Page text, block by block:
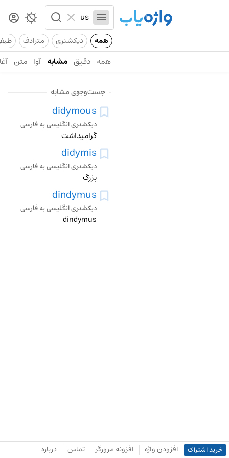
همه دیکشنری مترادف
همه دقیق مشابه آوا متن
جست‌وجوی مشابه
didymous
دیکشنری انگلیسی به فارسی
گرامیداشت
didymis
دیکشنری انگلیسی به فارسی
بزرگ
dindymus
دیکشنری انگلیسی به فارسی
dindymus
خرید اشتراک افزودن واژه افزونه مرورگر تماس درباره